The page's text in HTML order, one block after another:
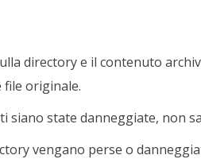
directory e il contenuto
originale.
siano state danneggiate, non
vengano perse o